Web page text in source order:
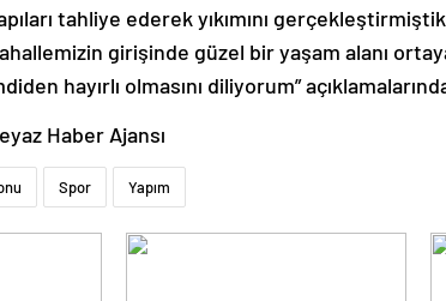
tahliye ederek yıkımını
girişinde güzel bir yaşam alanı
hayırlı olmasını diliyorum”
Haber Ajansı
Spor Yapım